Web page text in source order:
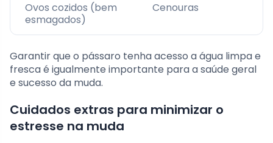
Ovos cozidos (bem
esmagados)
Cenouras
Garantir que o pássaro tenha acesso a água limpa e
fresca é igualmente importante para a saúde geral
e sucesso da muda.
Cuidados extras para minimizar o
estresse na muda